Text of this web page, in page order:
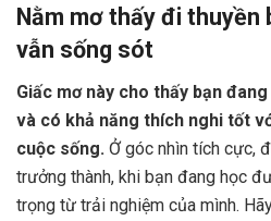
Nằm mơ thấy đi thuyền
vẫn sống sót
Giấc mơ này cho thấy bạn
và có khả năng thích nghi tốt
cuộc sống. Ở góc nhìn tích cực,
trưởng thành, khi bạn đang học
trọng từ trải nghiệm của mình.